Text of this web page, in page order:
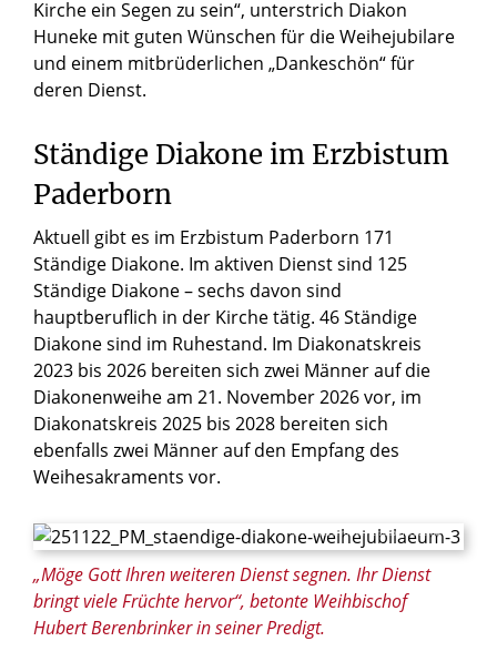
© Thomas Throenle / Erzbistum Paderborn
„Möge Gott Ihren weiteren Dienst segnen. Ihr Dienst
bringt viele Früchte hervor“, betonte Weihbischof
Hubert Berenbrinker in seiner Predigt.
Kirche ein Segen zu sein“, unterstrich Diakon
Huneke mit guten Wünschen für die Weihejubilare
und einem mitbrüderlichen „Dankeschön“ für
deren Dienst.
Ständige Diakone im Erzbistum
Paderborn
Aktuell gibt es im Erzbistum Paderborn 171
Ständige Diakone. Im aktiven Dienst sind 125
Ständige Diakone – sechs davon sind
hauptberuflich in der Kirche tätig. 46 Ständige
Diakone sind im Ruhestand. Im Diakonatskreis
2023 bis 2026 bereiten sich zwei Männer auf die
Diakonenweihe am 21. November 2026 vor, im
Diakonatskreis 2025 bis 2028 bereiten sich
ebenfalls zwei Männer auf den Empfang des
Weihesakraments vor.